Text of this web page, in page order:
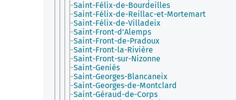
Saint-Félix-de-Bourdeilles
Saint-Félix-de-Reillac-et-Mortemart
Saint-Félix-de-Villadeix
Saint-Front-d'Alemps
Saint-Front-de-Pradoux
Saint-Front-la-Rivière
Saint-Front-sur-Nizonne
Saint-Geniès
Saint-Georges-Blancaneix
Saint-Georges-de-Montclard
Saint-Géraud-de-Corps